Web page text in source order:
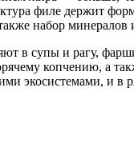
филе держит
набор
в супы и рагу,
копчению, а
экосистемами, и